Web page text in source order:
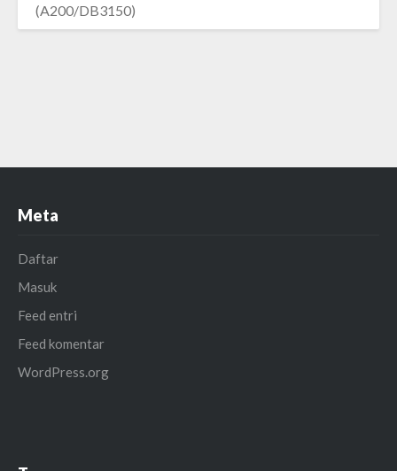
(A200/DB3150)
Meta
Daftar
Masuk
Feed entri
Feed komentar
WordPress.org